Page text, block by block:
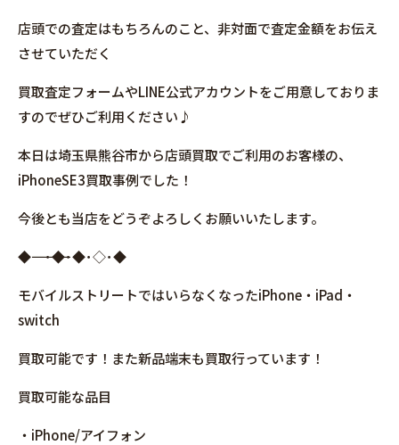
店頭での査定はもちろんのこと、非対面で査定金額をお伝え
させていただく
買取査定フォームやLINE公式アカウントをご用意しておりま
すのでぜひご利用ください♪
本日は埼玉県熊谷市から店頭買取でご利用のお客様の、
iPhoneSE3買取事例でした！
今後とも当店をどうぞよろしくお願いいたします。
◆――――――――――――――――･◆･◆･◇･◆
モバイルストリートではいらなくなったiPhone・iPad・
switch
買取可能です！また新品端末も買取行っています！
買取可能な品目
・iPhone/アイフォン